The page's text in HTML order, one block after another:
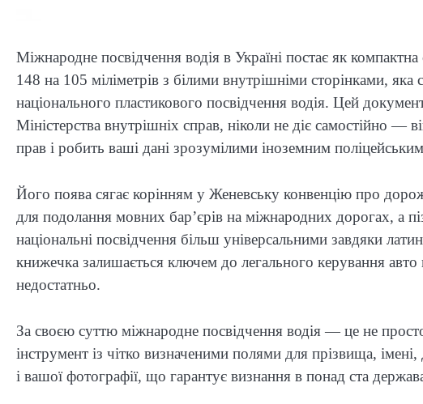
Міжнародне посвідчення водія в Україні постає як
148 на 105 міліметрів з білими внутрішніми сторінками,
національного пластикового посвідчення водія. Цей
Міністерства внутрішніх справ, ніколи не діє самостійно —
прав і робить ваші дані зрозумілими іноземним
Його поява сягає корінням у Женевську конвенцію про
для подолання мовних бар’єрів на міжнародних дорогах, а
національні посвідчення більш універсальними завдяки
книжечка залишається ключем до легального керування
недостатньо.
За своєю суттю міжнародне посвідчення водія — це не
інструмент із чітко визначеними полями для прізвища,
і вашої фотографії, що гарантує визнання в понад ста